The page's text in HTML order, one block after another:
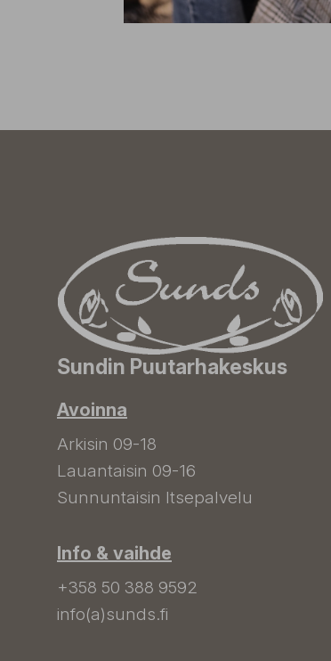
Sundin Puutarhakeskus
Avoinna
Arkisin 09-18
Lauantaisin 09-16
Sunnuntaisin Itsepalvelu
Info & vaihde
+358 50 388 9592
info(a)sunds.fi